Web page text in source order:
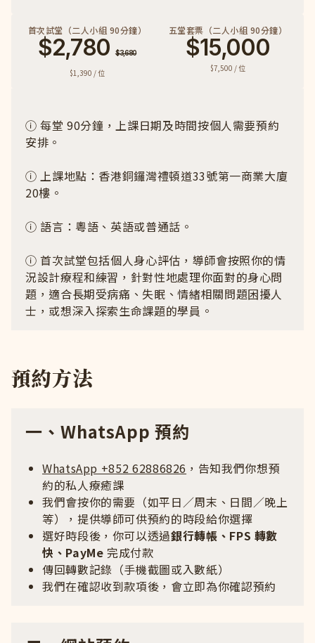
首次試堂（二人小組 90分鐘）
$2,780 $3,680
$1,390 / 位
五堂套票（二人小組 90分鐘）
$15,000
$7,500 / 位
ⓘ 每堂 90分鐘，上課日期及時間按個人需要預約
安排。
ⓘ 上課地點：香港銅鑼灣禮頓道33號第一商業大廈
20樓。
ⓘ 語言：粵語、英語或普通話。
ⓘ 首次試堂包括個人身心評估，導師會按照你的情
況設計療程和練習，針對性地處理你面對的身心問
題，適合長期受病痛、失眠、情緒相關問題困擾人
士，或想深入探索生命課題的學員。
預約方法
一、WhatsApp 預約
WhatsApp +852 62886826 ，告知我們你想預
約的私人療癒課
我們會按你的需要（如平日／周末、日間／晚上
等），提供導師可供預約的時段給你選擇
選好時段後，你可以透過銀行轉帳、FPS 轉數
快、PayMe 完成付款
傳回轉數記錄（手機截圖或入數紙）
我們在確認收到款項後，會立即為你確認預約